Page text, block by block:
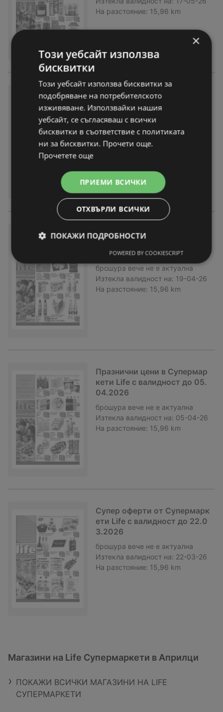
На разстояние: 15,96 km
Свежи продукти и страхотн
и оферти в Супермаркети Lif
брошура вече не е актуална
Изтекла валидност на:
На разстояние:
Великденски предложения о
т Супермаркети Life с валид
ност до 19.04.2026
брошура вече не е актуална
Изтекла валидност на: 19-04-26
На разстояние: 15,96 km
Празнични цени в Супермар
кети Life с валидност до 05.
04.2026
брошура вече не е актуална
Изтекла валидност на: 05-04-26
На разстояние: 15,96 km
Супер оферти от Супермарк
ети Life с валидност до 22.0
3.2026
брошура вече не е актуална
Изтекла валидност на: 22-03-26
На разстояние: 15,96 km
Магазини на Life Супермаркети в Априлци
ПОКАЖИ ВСИЧКИ МАГАЗИНИ НА LIFE
СУПЕРМАРКЕТИ
×
Този уебсайт използва
бисквитки
Този уебсайт използва бисквитки за
подобряване на потребителското
изживяване. Използвайки нашия
уебсайт, се съгласяваш с всички
бисквитки в съответствие с политиката
ни за бисквитки. Прочети още.
Прочетете още
ПРИЕМИ ВСИЧКИ
ОТХВЪРЛИ ВСИЧКИ
ПОКАЖИ ПОДРОБНОСТИ
POWERED BY COOKIESCRIPT